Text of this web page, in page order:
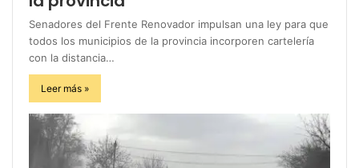
Senadores del Frente Renovador impulsan una ley para que
todos los municipios de la provincia incorporen cartelería
con la distancia…
Leer más »